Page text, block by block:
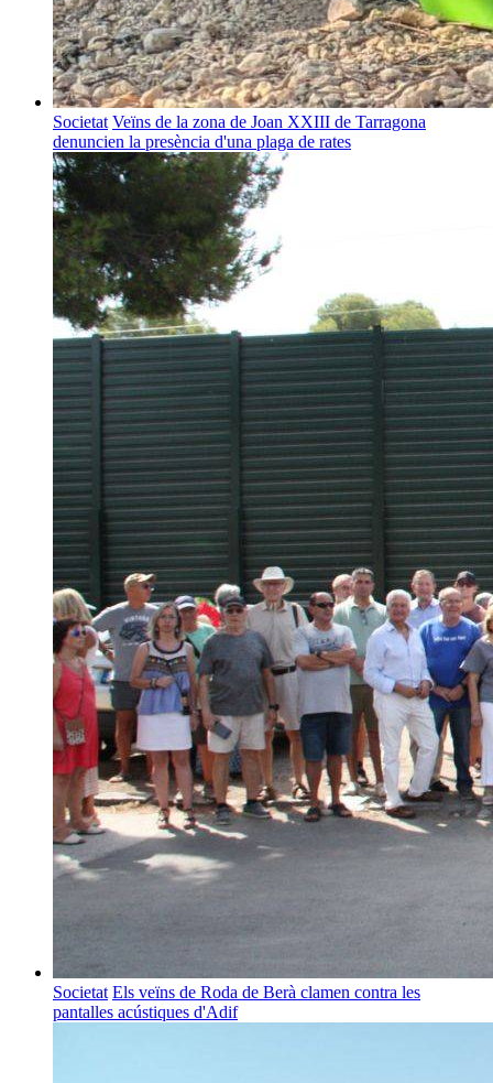
Societat Veïns de la zona de Joan XXIII de Tarragona
denuncien la presència d'una plaga de rates
Societat Els veïns de Roda de Berà clamen contra les
pantalles acústiques d'Adif